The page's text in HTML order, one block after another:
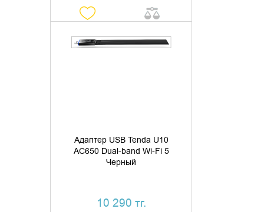
Адаптер USB Tenda U10
AC650 Dual-band Wi-Fi 5
Черный
10 290 тг.